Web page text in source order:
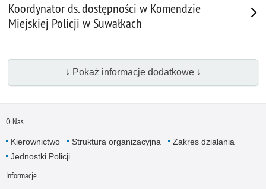
Koordynator ds. dostępności w Komendzie
Miejskiej Policji w Suwałkach
↓ Pokaż informacje dodatkowe ↓
O Nas
Kierownictwo Struktura organizacyjna
Zakres działania
Jednostki Policji
Informacje